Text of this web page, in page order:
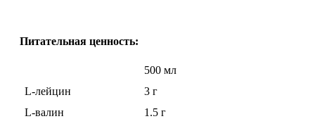
Бета-аланин
Энергетики
Питательная ценность:
500 мл
L-лейцин
3 г
L-валин
1.5 г